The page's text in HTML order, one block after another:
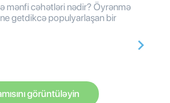
mənfi cəhətləri nədir? Öyrənmə
getdikcə populyarlaşan bir
görüntüləyin